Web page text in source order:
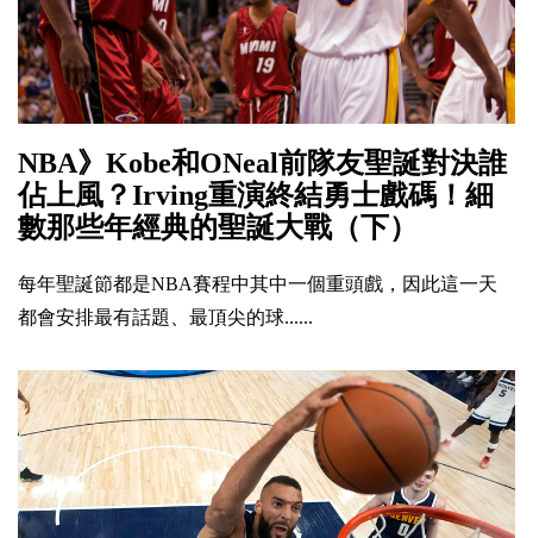
NBA》Kobe和ONeal前隊友聖誕對決誰
佔上風？Irving重演終結勇士戲碼！細
數那些年經典的聖誕大戰（下）
每年聖誕節都是NBA賽程中其中一個重頭戲，因此這一天
都會安排最有話題、最頂尖的球......